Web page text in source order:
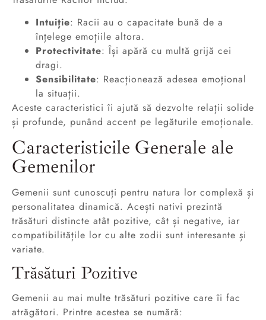
Intuiție: Racii au o capacitate bună de a
înțelege emoțiile altora.
Protectivitate: Își apără cu multă grijă cei
dragi.
Sensibilitate: Reacționează adesea emoțional
la situații.
Aceste caracteristici îi ajută să dezvolte relații solide
și profunde, punând accent pe legăturile emoționale.
Caracteristicile Generale ale
Gemenilor
Gemenii sunt cunoscuți pentru natura lor complexă și
personalitatea dinamică. Acești nativi prezintă
trăsături distincte atât pozitive, cât și negative, iar
compatibilitățile lor cu alte zodii sunt interesante și
variate.
Trăsături Pozitive
Gemenii au mai multe trăsături pozitive care îi fac
atrăgători. Printre acestea se numără: